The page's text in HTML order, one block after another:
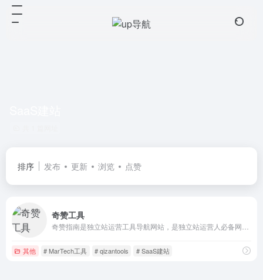
排序 发布 更新 浏览 点赞
奇赞工具
其他 # MarTech工具 # qizantools # SaaS建站